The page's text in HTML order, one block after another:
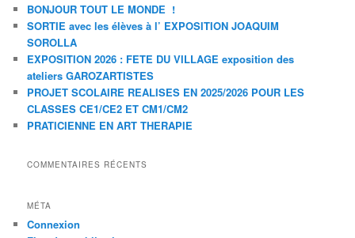
BONJOUR TOUT LE MONDE !
SORTIE avec les élèves à l’ EXPOSITION JOAQUIM
SOROLLA
EXPOSITION 2026 : FETE DU VILLAGE exposition des
ateliers GAROZARTISTES
PROJET SCOLAIRE REALISES EN 2025/2026 POUR LES
CLASSES CE1/CE2 ET CM1/CM2
PRATICIENNE EN ART THERAPIE
COMMENTAIRES RÉCENTS
MÉTA
Connexion